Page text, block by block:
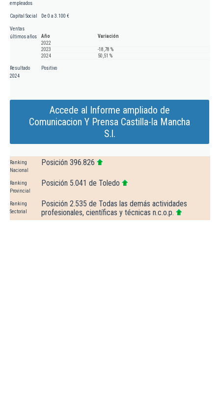
empleados
Capital Social De 0 a 3.100 €
Ventas
últimos años
Año
Variación
2022
2023
-18,78 %
2024
50,51 %
Resultado
2024
Positivo
Accede al Informe ampliado de
Comunicacion Y Prensa Castilla-la Mancha
S.l.
Ranking
Nacional
Posición 396.826
Ranking
Provincial
Posición 5.041 de Toledo
Ranking
Sectorial
Posición 2.535 de Todas las demás actividades
profesionales, científicas y técnicas n.c.o.p.